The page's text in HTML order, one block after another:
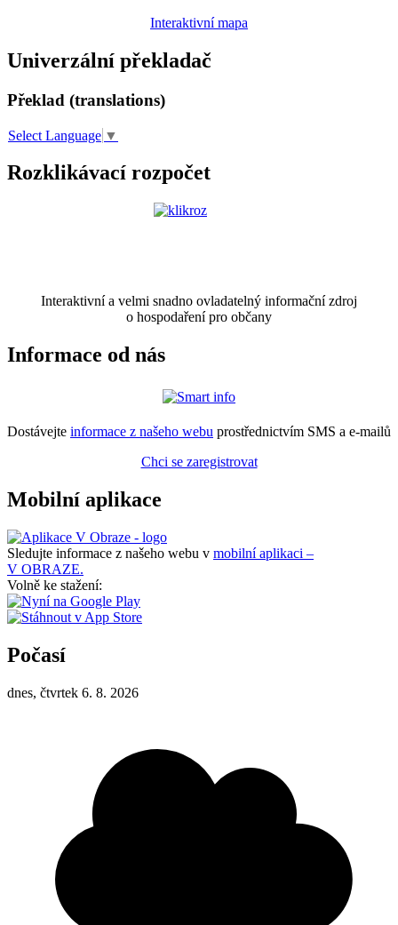
Interaktivní mapa
Univerzální překladač
Překlad (translations)
Select Language ▼
Rozklikávací rozpočet
Interaktivní a velmi snadno ovladatelný informační zdroj
o hospodaření pro občany
Informace od nás
Dostávejte informace z našeho webu prostřednictvím SMS a e-mailů
Chci se zaregistrovat
Mobilní aplikace
Sledujte informace z našeho webu v mobilní aplikaci –
V OBRAZE.
Volně ke stažení:
Počasí
dnes, čtvrtek 6. 8. 2026